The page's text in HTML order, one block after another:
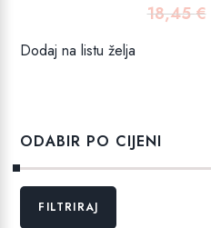
18,45€
Dodaj na listu želja
ODABIR PO CIJENI
Min
MaksFILTRIRAJ